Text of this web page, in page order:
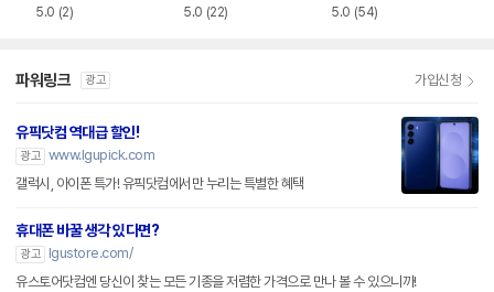
5.0 (2) 5.0 (22) 5.0 (54)
파워링크 광고 가입신청
유픽닷컴 역대급 할인!
광고 www.lgupick.com
갤럭시, 아이폰 특가! 유픽닷컴에서만 누리는 특별한 혜택
휴대폰 바꿀 생각 있다면?
광고
lgustore.com/
유스토어닷컴엔 당신이 찾는 모든 기종을 저렴한 가격으로 만나 볼 수 있으니까!